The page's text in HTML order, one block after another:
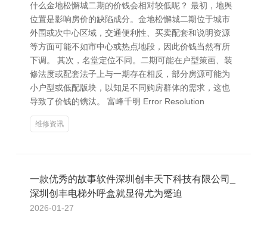
什么金地松懈城二期的价钱会相对较低呢？ 最初，地舆
位置是影响房价的缺陷成分。金地松懈城二期位于城市
外围或次中心区域，交通便利性、买卖配套和说明资源
等方面可能不如市中心或热点地段，因此价钱当然有所
下调。 其次，名堂定位不同。二期可能在户型策画、装
修法度或配套法子上与一期存在相反，部分房源可能为
小户型或低配版块，以知足不同购房群体的需求，这也
导致了价钱的镌汰。 富峰千明 Error Resolution
维修资讯
一款优秀的故事软件深圳创丰天下科技有限公司_
深圳创丰电梯外呼盒就显得尤为蹙迫
2026-01-27